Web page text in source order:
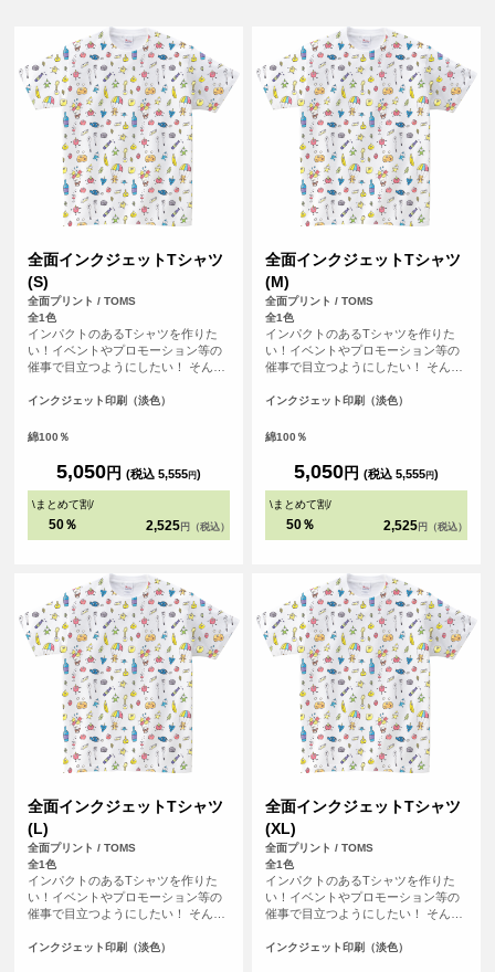
全面インクジェットTシャツ
(S)
全面プリント / TOMS
全1色
インパクトのあるTシャツを作りた
い！イベントやプロモーション等の
催事で目立つようにしたい！ そんな
ントできるTシャツです。首元から袖
所にプリントを入れることができま
伸びにくく耐久性の高い、5.6オンス
生地のTシャツを使用。せっかくデザ
インした全面プリントも剥がれるこ
用しています。
インクジェット印刷（淡色）
綿100％
5,050円 (税込 5,555円)
\まとめて割/
50％ 2,525 円（税込）
全面インクジェットTシャツ
(M)
全面プリント / TOMS
全1色
インパクトのあるTシャツを作りた
い！イベントやプロモーション等の
催事で目立つようにしたい！ そんな
ントできるTシャツです。首元から袖
所にプリントを入れることができま
伸びにくく耐久性の高い、5.6オンス
生地のTシャツを使用。せっかくデザ
インした全面プリントも剥がれるこ
用しています。
インクジェット印刷（淡色）
綿100％
5,050円 (税込 5,555円)
\まとめて割/
50％ 2,525 円（税込）
全面インクジェットTシャツ
(L)
全面プリント / TOMS
全1色
インパクトのあるTシャツを作りた
い！イベントやプロモーション等の
催事で目立つようにしたい！ そんな
ントできるTシャツです。首元から袖
インクジェット印刷（淡色）
全面インクジェットTシャツ
(XL)
全面プリント / TOMS
全1色
インパクトのあるTシャツを作りた
い！イベントやプロモーション等の
催事で目立つようにしたい！ そんな
ントできるTシャツです。首元から袖
インクジェット印刷（淡色）